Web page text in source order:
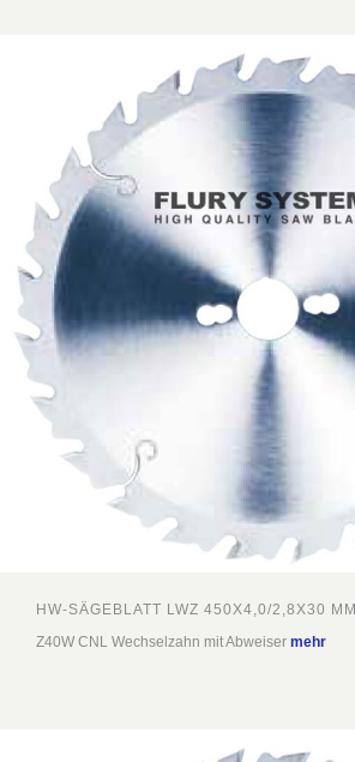
HW-SÄGEBLATT LWZ 450X4,0/2,8X30 MM
Z40W CNL Wechselzahn mit Abweiser mehr